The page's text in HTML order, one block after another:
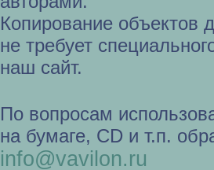
Копирование объектов
не требует
наш сайт.
По вопросам
на бумаге, CD и т.п.
info@vavilon.ru